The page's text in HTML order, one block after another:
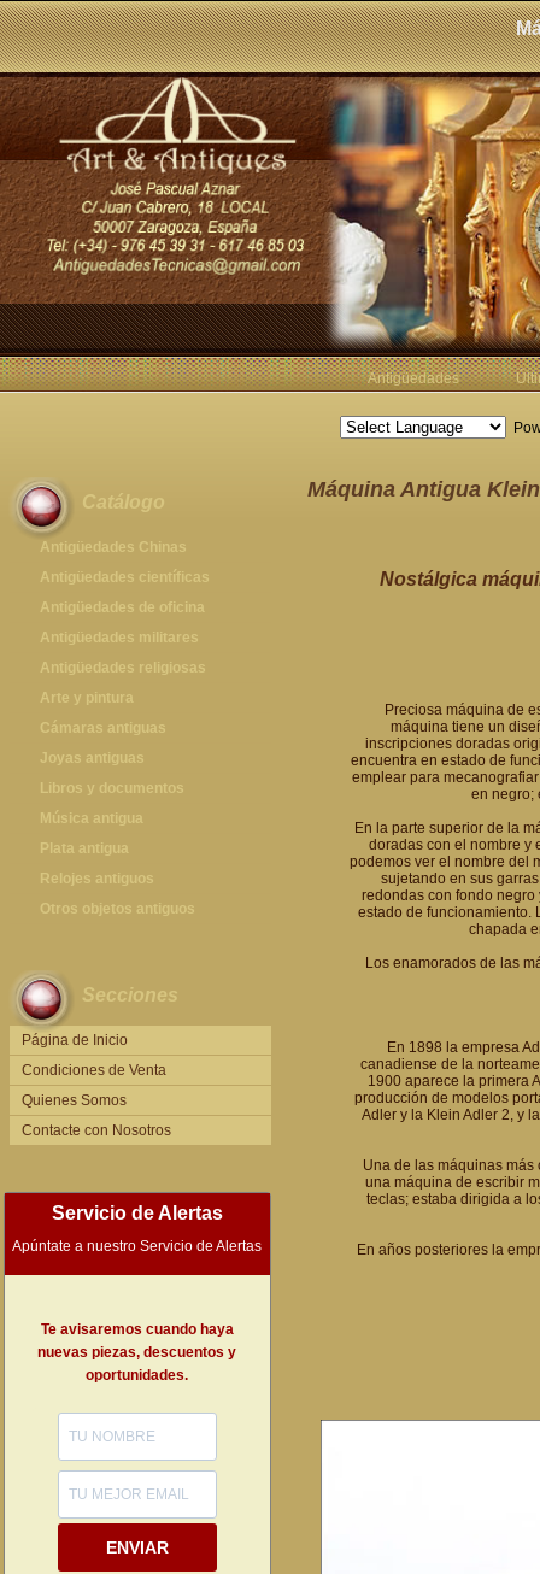
Antigüedades
Catálogo
Antigüedades Chinas
Antigüedades Chinas
Antigüedades científicas
Antigüedades científicas
Antigüedades de oficina
Máquinas de escribir antiguas
Calculadoras antiguas
Teléfonos y Telégrafos antiguos
Antigüedades militares
Espadas antiguas
Medallas y condecoraciones
Cascos militares
Otros artículos militares
Antigüedades religiosas
Antigüedades religiosas
Arte y pintura
Pintura antigua
Pintura contemporánea
Grabados antiguos y mapas
Cámaras antiguas
Cámaras antiguas
Joyas antiguas
Joyas antiguas
Libros y documentos
Libros antiguos
Fotografia antigua
Publicaciones antiguas
Música antigua
Gramófonos antiguos
Cajas de música antiguas
Radios antiguas
Plata antigua
Plata antigua
Relojes antiguos
Relojes sobremesa antiguos
Relojes de pie antiguos
Relojes de bolsillo antiguos
Relojes de pulsera antiguos
Otros objetos antiguos
Secciones
Página de Inicio
Condiciones de Venta
Quienes Somos
Contacte con Nosotros
Servicio de Alertas
Apúntate a nuestro Servicio de Alertas
Te avisaremos cuando haya
nuevas piezas, descuentos y
oportunidades.
ENVIAR
Máquina Antigua
Nostálgica
Preciosa máquina de
máquina tiene un
inscripciones doradas
encuentra en estado de
emplear para
en negro;
En la parte superior de la
doradas con el nombre y
podemos ver el nombre del
sujetando en sus
redondas con fondo
estado de funcionamiento.
chapada
Los enamorados de las
En 1898 la empresa
canadiense de la
1900 aparece la primera
producción de modelos
Adler y la Klein Adler 2, y
Una de las máquinas
una máquina de escribir
teclas; estaba dirigida a
En años posteriores la